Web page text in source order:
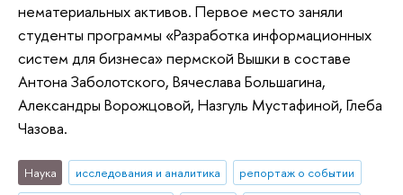
нематериальных активов. Первое место заняли
студенты программы «Разработка информационных
систем для бизнеса» пермской Вышки в составе
Антона Заболотского, Вячеслава Большагина,
Александры Ворожцовой, Назгуль Мустафиной, Глеба
Чазова.
Наука исследования и аналитика
репортаж о событии